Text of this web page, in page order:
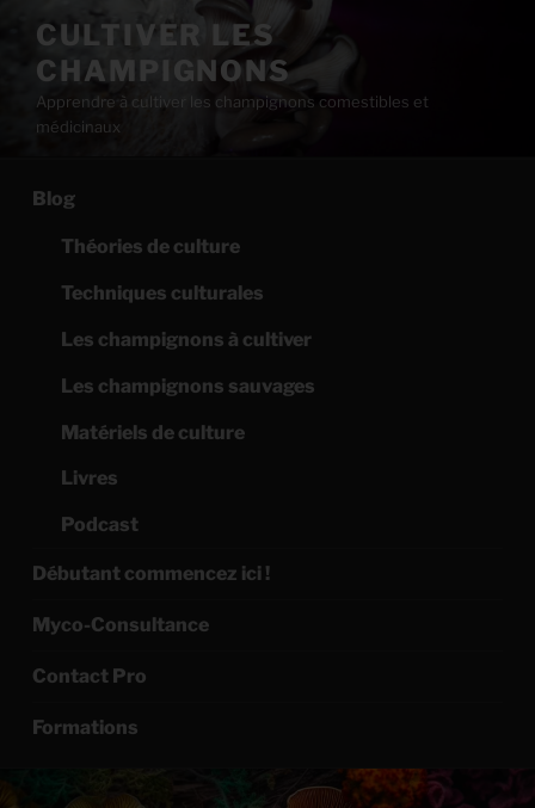
contenu
principal
CULTIVER LES
CHAMPIGNONS
Apprendre à cultiver les champignons comestibles et
médicinaux
Blog
Théories de culture
Techniques culturales
Les champignons à cultiver
Les champignons sauvages
Matériels de culture
Livres
Podcast
Débutant commencez ici !
Myco-Consultance
Contact Pro
Formations